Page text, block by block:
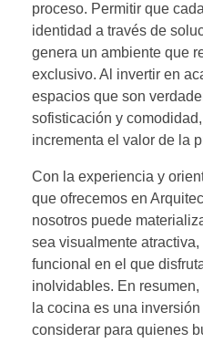
proceso. Permitir que
identidad a través de
genera un ambiente que
exclusivo. Al invertir en
espacios que son
sofisticación y
incrementa el valor de la
Con la experiencia y
que ofrecemos en
nosotros puede
sea visualmente
funcional en el que
inolvidables. En
la cocina es una
considerar para quienes